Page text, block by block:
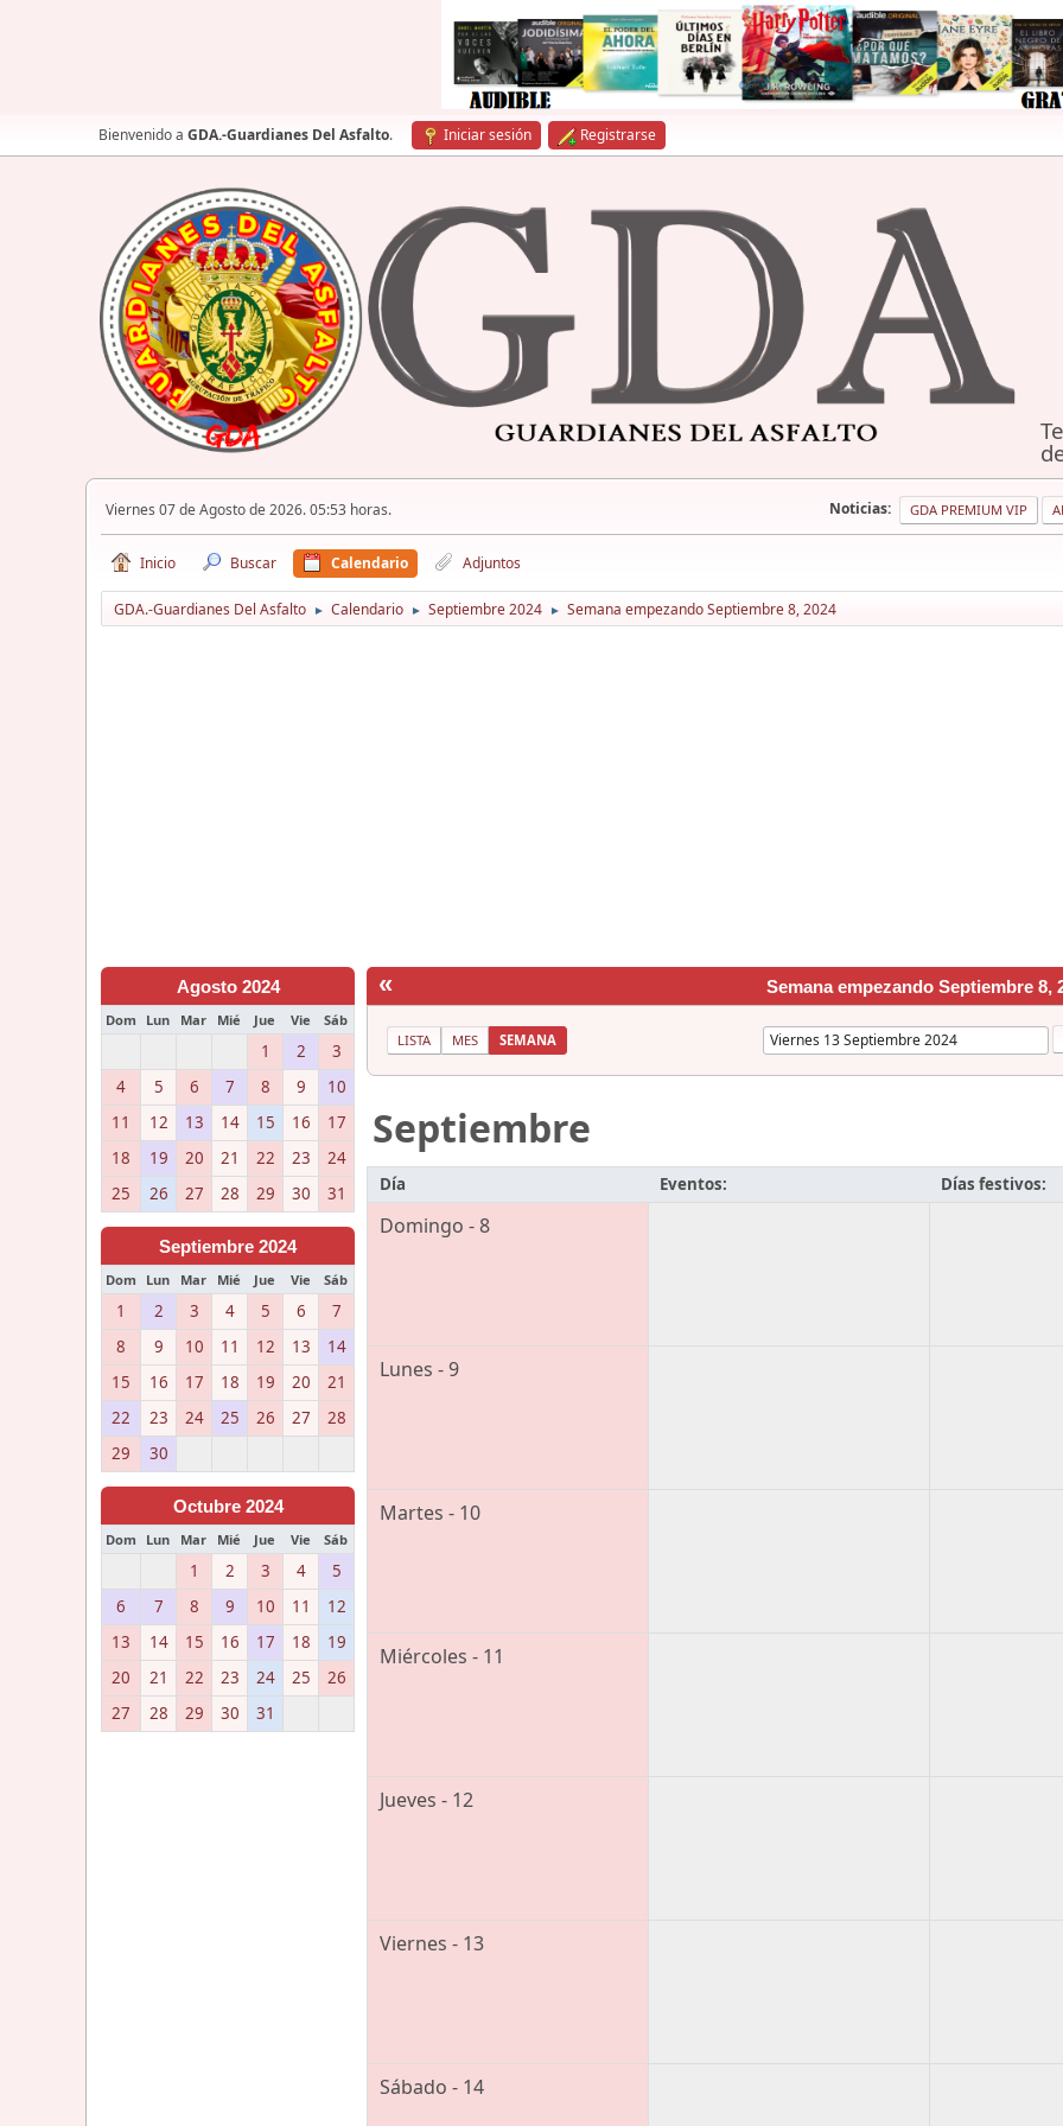
Bienvenido a GDA.-Guardianes Del Asfalto. Iniciar sesión Registrarse
Viernes 07 de Agosto de 2026. 05:53 horas. Noticias: GDA PREMIUM VIP
Inicio Buscar Calendario Adjuntos
GDA.-Guardianes Del Asfalto ► Calendario ► Septiembre 2024 ► Semana empezando Septiembre 8, 2024
Agosto 2024
Dom Lun Mar Mié Jue Vie Sáb
1 2
3
4
5 6 7 8 9
10
11
12 13 14 15 16
17
18
19 20 21 22 23
24
25
26 27 28 29 30 31
Septiembre 2024
Dom Lun Mar Mié Jue Vie Sáb
1 2 3 4 5 6
7
8
9 10 11 12 13
14
15
16 17 18 19 20
21
22
23 24 25 26 27
28
29
30
Octubre 2024
Dom Lun Mar Mié Jue Vie Sáb
1 2 3 4
5
6
7 8 9 10 11
12
13
14 15 16 17 18
19
20
21 22 23 24 25
26
27
28 29 30 31
« Semana empezando Septiembre 8,
LISTA MES SEMANA
Septiembre
Día Eventos: Días festivos:
Domingo - 8
Lunes - 9
Martes - 10
Miércoles - 11
Jueves - 12
Viernes - 13
Sábado - 14